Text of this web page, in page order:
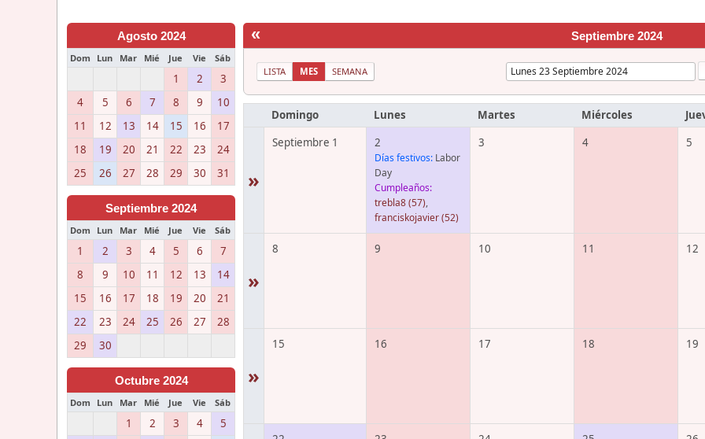
Agosto 2024
Dom Lun Mar Mié Jue Vie Sáb
1 2
3
4
5 6 7 8 9
10
11
12 13 14 15 16
17
18
19 20 21 22 23
24
25
26 27 28 29 30 31
Septiembre 2024
Dom Lun Mar Mié Jue Vie Sáb
1 2 3 4 5 6
7
8
9 10 11 12 13
14
15
16 17 18 19 20
21
22
23 24 25 26 27
28
29
30
Octubre 2024
Dom Lun Mar Mié Jue Vie Sáb
1 2 3 4 5
« Septiembre 2024
LISTA MES SEMANA
Domingo Lunes Martes Miércoles
»
Septiembre 1 2
Días festivos: Labor
Day
Cumpleaños:
trebla8(57),
franciskojavier(52)
3 4 5
»
8 9 10 11 12
»
15 16 17 18 19